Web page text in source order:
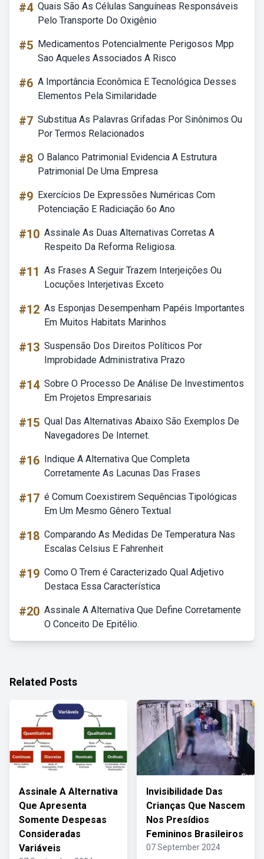
#4 Quais São As Células Sanguíneas Responsáveis
Pelo Transporte Do Oxigênio
#5 Medicamentos Potencialmente Perigosos Mpp
Sao Aqueles Associados A Risco
#6 A Importância Econômica E Tecnológica Desses
Elementos Pela Similaridade
#7 Substitua As Palavras Grifadas Por Sinônimos Ou
Por Termos Relacionados
#8 O Balanco Patrimonial Evidencia A Estrutura
Patrimonial De Uma Empresa
#9 Exercícios De Expressões Numéricas Com
Potenciação E Radiciação 6o Ano
#10 Assinale As Duas Alternativas Corretas A
Respeito Da Reforma Religiosa.
#11 As Frases A Seguir Trazem Interjeições Ou
Locuções Interjetivas Exceto
#12 As Esponjas Desempenham Papéis Importantes
Em Muitos Habitats Marinhos
#13 Suspensão Dos Direitos Políticos Por
Improbidade Administrativa Prazo
#14 Sobre O Processo De Análise De Investimentos
Em Projetos Empresariais
#15 Qual Das Alternativas Abaixo São Exemplos De
Navegadores De Internet.
#16 Indique A Alternativa Que Completa
Corretamente As Lacunas Das Frases
#17 é Comum Coexistirem Sequências Tipológicas
Em Um Mesmo Gênero Textual
#18 Comparando As Medidas De Temperatura Nas
Escalas Celsius E Fahrenheit
#19 Como O Trem é Caracterizado Qual Adjetivo
Destaca Essa Característica
#20 Assinale A Alternativa Que Define Corretamente
O Conceito De Epitélio.
Related Posts
Assinale A Alternativa
Que Apresenta
Somente Despesas
Consideradas
Variáveis
Invisibilidade Das
Crianças Que Nascem
Nos Presídios
Femininos Brasileiros
07 September 2024